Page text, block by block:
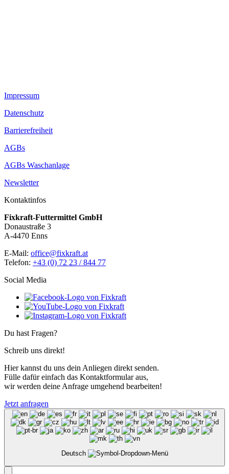
Impressum
Datenschutz
Barrierefreiheit
AGBs
AGBs Waschanlage
Newsletter
Kontaktinfos
Fixkraft-Futtermittel GmbH
Donaustraße 3
A-4470 Enns
E-Mail: office@fixkraft.at
Telefon: +43 (0) 72 23 / 844 77
Social Media
Du hast Fragen?
Schreib uns direkt!
Hier kannst du uns dein Anliegen direkt senden.
Fülle dafür einfach das Kontaktformular aus,
wir werden deine Anfrage umgehend bearbeiten!
Jetzt anfragen
Deutsch